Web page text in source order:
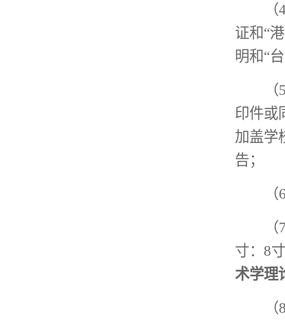
（
证和“
明和“
（
印件或
加盖学
告；
（
（
寸： 8
术学理
（